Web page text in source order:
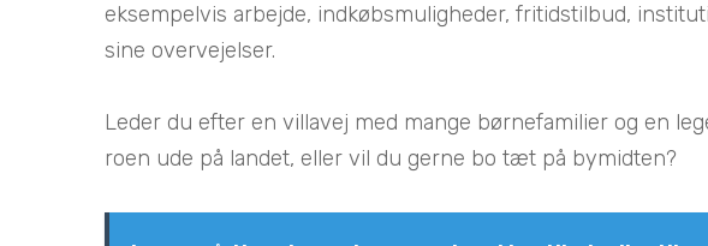
eksempelvis arbejde, indkøbsmuligheder, fritidstilbud,
sine overvejelser.
Leder du efter en villavej med mange børnefamilier og en
roen ude på landet, eller vil du gerne bo tæt på bymidten?